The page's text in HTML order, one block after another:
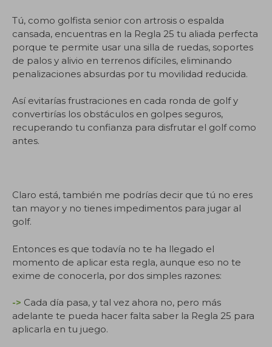
Tú, como golfista senior con artrosis o espalda
cansada, encuentras en la Regla 25 tu aliada perfecta
porque te permite usar una silla de ruedas, soportes
de palos y alivio en terrenos difíciles, eliminando
penalizaciones absurdas por tu movilidad reducida.
Así evitarías frustraciones en cada ronda de golf y
convertirías los obstáculos en golpes seguros,
recuperando tu confianza para disfrutar el golf como
antes.
Claro está, también me podrías decir que tú no eres
tan mayor y no tienes impedimentos para jugar al
golf.
Entonces es que todavía no te ha llegado el
momento de aplicar esta regla, aunque eso no te
exime de conocerla, por dos simples razones:
-> Cada día pasa, y tal vez ahora no, pero más
adelante te pueda hacer falta saber la Regla 25 para
aplicarla en tu juego.